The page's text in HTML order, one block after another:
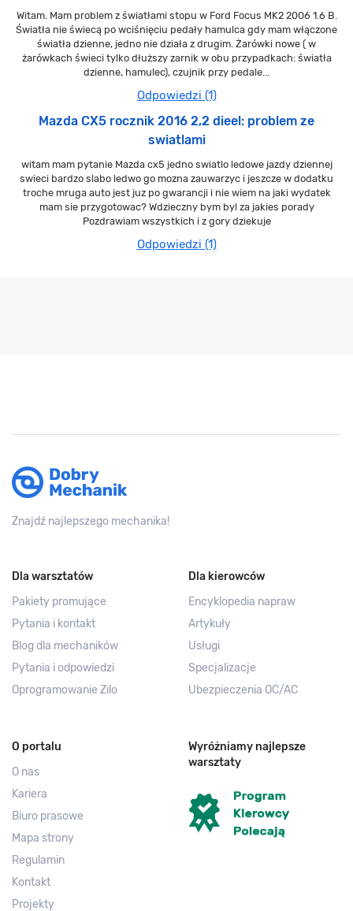
Witam. Mam problem z światłami stopu w Ford Focus MK2 2006 1.6 B.
Światła nie świecą po wciśnięciu pedały hamulca gdy mam włączone
światła dzienne, jedno nie działa z drugim. Żarówki nowe ( w
żarówkach świeci tylko dłuższy zarnik w obu przypadkach: światła
dzienne, hamulec), czujnik przy pedale...
Odpowiedzi (1)
Mazda CX5 rocznik 2016 2,2 dieel: problem ze
swiatlami
witam mam pytanie Mazda cx5 jedno swiatlo ledowe jazdy dziennej
swieci bardzo slabo ledwo go mozna zauwarzyc i jeszcze w dodatku
troche mruga auto jest juz po gwarancji i nie wiem na jaki wydatek
mam sie przygotowac? Wdzieczny bym byl za jakies porady
Pozdrawiam wszystkich i z gory dziekuje
Odpowiedzi (1)
Znajdź najlepszego mechanika!
Dla warsztatów
Pakiety promujące
Pytania i kontakt
Blog dla mechaników
Pytania i odpowiedzi
Oprogramowanie Zilo
Dla kierowców
Encyklopedia napraw
Artykuły
Usługi
Specjalizacje
Ubezpieczenia OC/AC
O portalu
O nas
Kariera
Biuro prasowe
Mapa strony
Regulamin
Kontakt
Projekty
Wyróżniamy najlepsze
warsztaty